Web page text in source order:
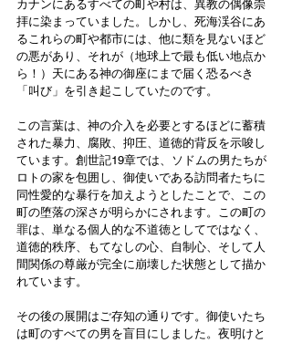
カナンにあるすべての町や村は、異教の偶像崇
拝に染まっていました。しかし、死海渓谷にあ
るこれらの町や都市には、他に類を見ないほど
の悪があり、それが（地球上で最も低い地点か
ら！）天にある神の御座にまで届く恐るべき
「叫び」を引き起こしていたのです。
この言葉は、神の介入を必要とするほどに蓄積
された暴力、腐敗、抑圧、道徳的背反を示唆し
ています。創世記19章では、ソドムの男たちが
ロトの家を包囲し、御使いである訪問者たちに
同性愛的な暴行を加えようとしたことで、この
町の堕落の深さが明らかにされます。この町の
罪は、単なる個人的な不道徳としてではなく、
道徳的秩序、もてなしの心、自制心、そして人
間関係の尊厳が完全に崩壊した状態として描か
れています。
その後の展開はご存知の通りです。御使いたち
は町のすべての男を盲目にしました。夜明けと